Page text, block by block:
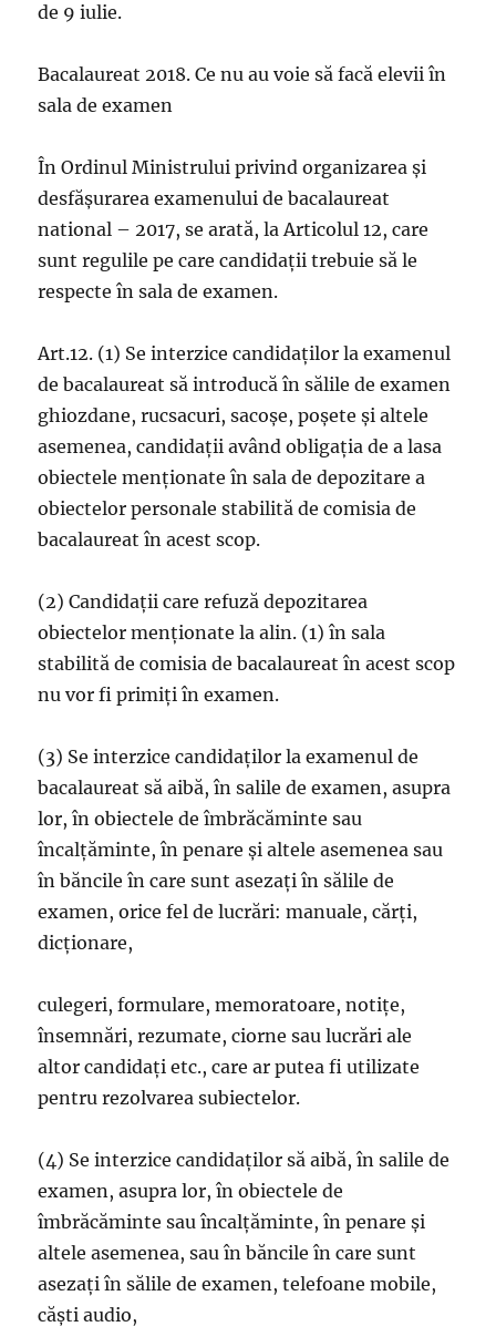
de 9 iulie.
Bacalaureat 2018. Ce nu au voie să facă elevii în
sala de examen
În Ordinul Ministrului privind organizarea și
desfășurarea examenului de bacalaureat
national – 2017, se arată, la Articolul 12, care
sunt regulile pe care candidații trebuie să le
respecte în sala de examen.
Art.12. (1) Se interzice candidaților la examenul
de bacalaureat să introducă în sălile de examen
ghiozdane, rucsacuri, sacoșe, poșete și altele
asemenea, candidații având obligația de a lasa
obiectele menționate în sala de depozitare a
obiectelor personale stabilită de comisia de
bacalaureat în acest scop.
(2) Candidații care refuză depozitarea
obiectelor menționate la alin. (1) în sala
stabilită de comisia de bacalaureat în acest scop
nu vor fi primiți în examen.
(3) Se interzice candidaților la examenul de
bacalaureat să aibă, în salile de examen, asupra
lor, în obiectele de îmbrăcăminte sau
încalțăminte, în penare și altele asemenea sau
în băncile în care sunt asezați în sălile de
examen, orice fel de lucrări: manuale, cărți,
dicționare,
culegeri, formulare, memoratoare, notițe,
însemnări, rezumate, ciorne sau lucrări ale
altor candidați etc., care ar putea fi utilizate
pentru rezolvarea subiectelor.
(4) Se interzice candidaților să aibă, în salile de
examen, asupra lor, în obiectele de
îmbrăcăminte sau încalțăminte, în penare și
altele asemenea, sau în băncile în care sunt
asezați în sălile de examen, telefoane mobile,
căști audio,